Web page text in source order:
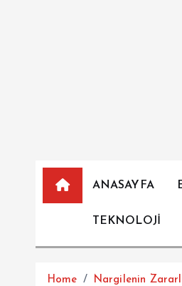
ANASAYFA
TEKNOLOJİ
Home Nargilenin